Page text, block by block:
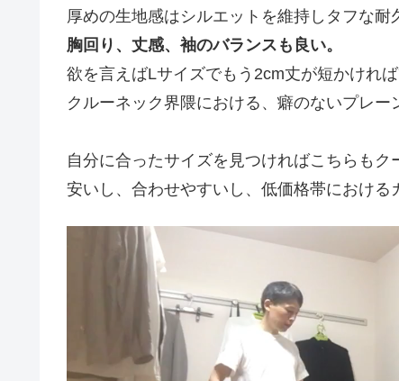
厚めの生地感はシルエットを維持しタフな耐
胸回り、丈感、袖のバランスも良い。
欲を言えばLサイズでもう2cm丈が短かけれ
クルーネック界隈における、癖のないプレー
自分に合ったサイズを見つければこちらもク
安いし、合わせやすいし、低価格帯における